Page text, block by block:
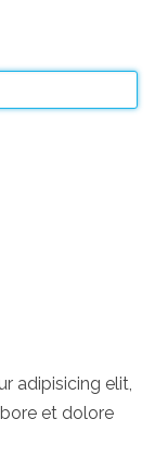
adipisicing elit,
et dolore